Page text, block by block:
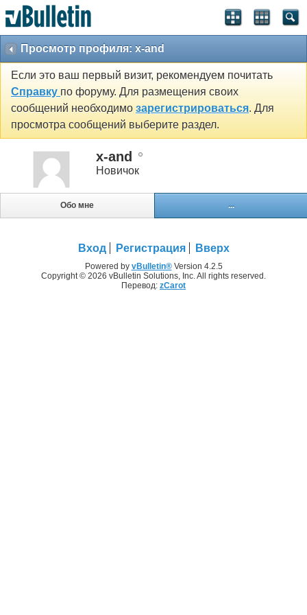
Просмотр профиля: x-and
Если это ваш первый визит, рекомендуем почитать
Справку по форуму. Для размещения своих
сообщений необходимо зарегистрироваться. Для
просмотра сообщений выберите раздел.
x-and
Новичок
Обо мне ...
Вход Регистрация Вверх
Powered by vBulletin®Version 4.2.5
Copyright © 2026 vBulletin Solutions, Inc. All rights reserved.
Перевод: zCarot